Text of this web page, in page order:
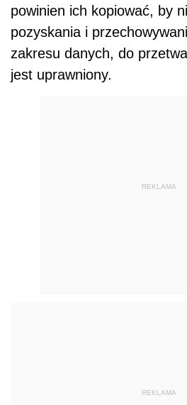
powinien ich kopiować, by
pozyskania i
zakresu danych, do
jest uprawniony.
REKLAMA
REKLAMA